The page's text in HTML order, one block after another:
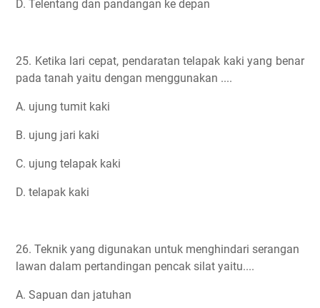
D. Telentang dan pandangan ke depan
25. Ketika lari cepat, pendaratan telapak kaki yang benar
pada tanah yaitu dengan menggunakan ....
A. ujung tumit kaki
B. ujung jari kaki
C. ujung telapak kaki
D. telapak kaki
26. Teknik yang digunakan untuk menghindari serangan
lawan dalam pertandingan pencak silat yaitu....
A. Sapuan dan jatuhan